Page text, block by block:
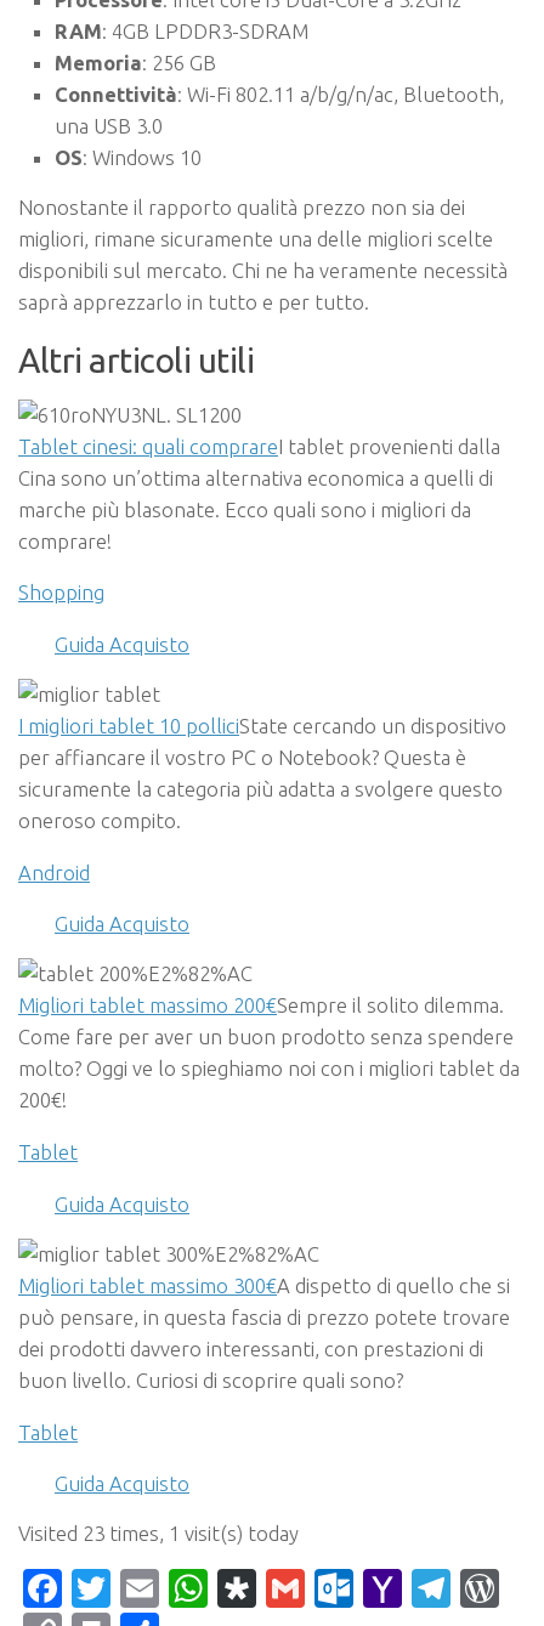
RAM: 4GB LPDDR3-SDRAM
Memoria: 256 GB
Connettività: Wi-Fi 802.11 a/b/g/n/ac, Bluetooth,
una USB 3.0
OS: Windows 10
Nonostante il rapporto qualità prezzo non sia dei
migliori, rimane sicuramente una delle migliori scelte
disponibili sul mercato. Chi ne ha veramente necessità
saprà apprezzarlo in tutto e per tutto.
Altri articoli utili
Tablet cinesi: quali comprareI tablet provenienti dalla
Cina sono un’ottima alternativa economica a quelli di
marche più blasonate. Ecco quali sono i migliori da
comprare!
Shopping
Guida Acquisto
I migliori tablet 10 polliciState cercando un dispositivo
per affiancare il vostro PC o Notebook? Questa è
sicuramente la categoria più adatta a svolgere questo
oneroso compito.
Android
Guida Acquisto
Migliori tablet massimo 200€Sempre il solito dilemma.
Come fare per aver un buon prodotto senza spendere
molto? Oggi ve lo spieghiamo noi con i migliori tablet da
200€!
Tablet
Guida Acquisto
Migliori tablet massimo 300€A dispetto di quello che si
può pensare, in questa fascia di prezzo potete trovare
dei prodotti davvero interessanti, con prestazioni di
buon livello. Curiosi di scoprire quali sono?
Tablet
Guida Acquisto
Visited 23 times, 1 visit(s) today
Facebook
Twitter
EmailWhatsApp
Diaspora
Gmail Yahoo